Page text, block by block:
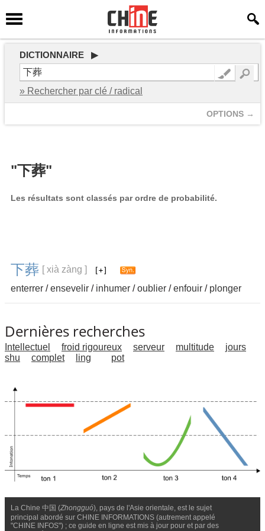
DICTIONNAIRE ▶
» Rechercher par clé / radical
OPTIONS →
"下葬"
Les résultats sont classés par ordre de probabilité.
下葬 [ xià zàng ]
enterrer /ensevelir / inhumer /oublier /enfouir / plonger
Dernières recherches
Intellectuel froid rigoureux serveur multitude
jours
shu
complet ling pot
La Chine 中国 (Zhongguó), pays de l'Asie orientale, est le sujet
principal abordé sur CHINE INFORMATIONS (autrement appelé
"CHINE INFOS") ; ce guide en ligne est mis à jour pour et par des